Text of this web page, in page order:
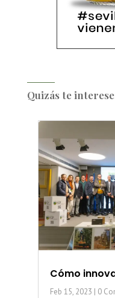
Quizás te
Cómo
Feb 15, 2023 | 0